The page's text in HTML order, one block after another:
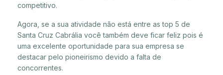
competitivo.
Agora, se a sua atividade não está entre as top 5 de
Santa Cruz Cabrália você também deve ficar feliz pois é
uma excelente oportunidade para sua empresa se
destacar pelo pioneirismo devido a falta de
concorrentes.